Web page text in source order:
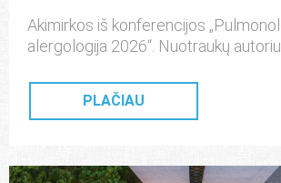
Akimirkos iš konferencijos
alergologija 2026“. Nuotraukų
PLAČIAU